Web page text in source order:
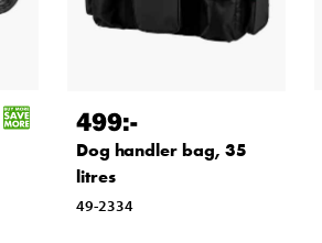
499:-
Dog handler bag, 35
litres
49-2334